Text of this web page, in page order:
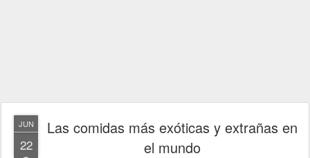
JUN
22
Las comidas más exóticas y extrañas en
el mundo